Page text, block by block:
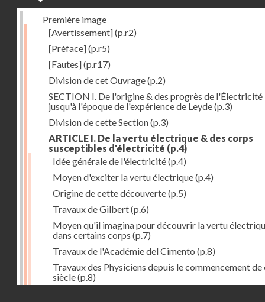
Première image
[Avertissement](p.r2)
[Préface](p.r5)
[Fautes](p.r17)
Division de cet Ouvrage(p.2)
SECTION I. De l'origine & des progrès de l'Électricité
jusqu'à l'époque de l'expérience de Leyde(p.3)
Division de cette Section(p.3)
ARTICLE I. De la vertu électrique & des corps
susceptibles d'électricité (p.4)
Idée générale de l'électricité(p.4)
Moyen d'exciter la vertu électrique(p.4)
Origine de cette découverte(p.5)
Travaux de Gilbert(p.6)
Moyen qu'il imagina pour découvrir la vertu
dans certains corps (p.7)
Travaux de l'Académie del Cimento (p.8)
Travaux des Physiciens depuis le commencement de
siècle(p.8)